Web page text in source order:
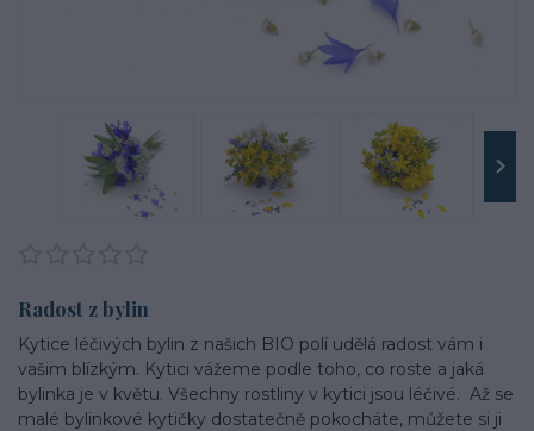
Radost z bylin
Kytice léčivých bylin z našich BIO polí udělá radost vám i
vašim blízkým. Kytici vážeme podle toho, co roste a jaká
bylinka je v květu. Všechny rostliny v kytici jsou léčivé. Až se
malé bylinkové kytičky dostatečně pokocháte, můžete si ji